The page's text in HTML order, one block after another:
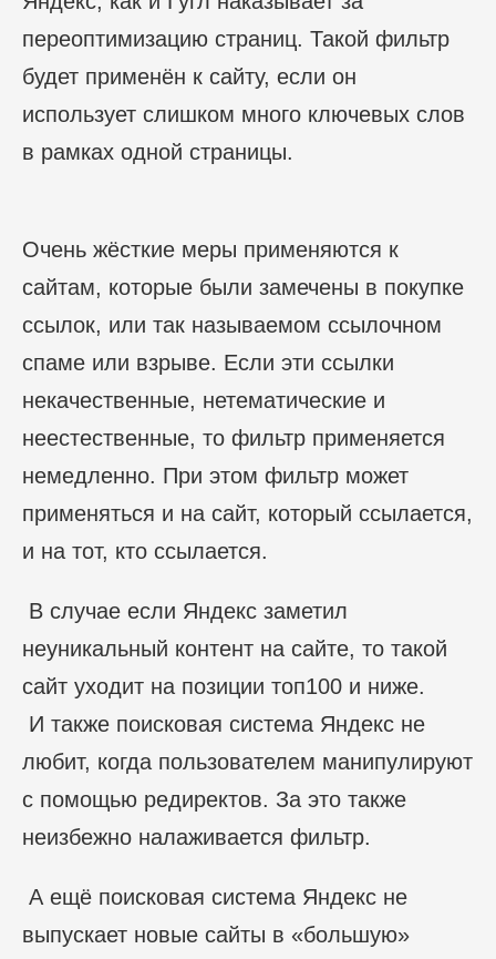
переоптимизацию страниц. Такой фильтр
будет применён к сайту, если он
использует слишком много ключевых слов
в рамках одной страницы.
Очень жёсткие меры применяются к
сайтам, которые были замечены в покупке
ссылок, или так называемом ссылочном
спаме или взрыве. Если эти ссылки
некачественные, нетематические и
неестественные, то фильтр применяется
немедленно. При этом фильтр может
применяться и на сайт, который ссылается,
и на тот, кто ссылается.
В случае если Яндекс заметил
неуникальный контент на сайте, то такой
сайт уходит на позиции топ100 и ниже.
И также поисковая система Яндекс не
любит, когда пользователем манипулируют
с помощью редиректов. За это также
неизбежно налаживается фильтр.
А ещё поисковая система Яндекс не
выпускает новые сайты в «большую»